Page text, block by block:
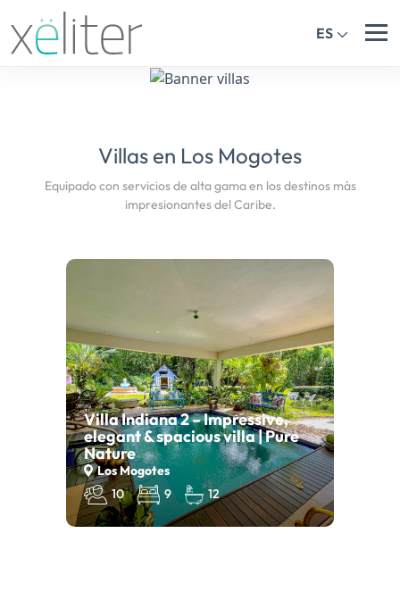
ES
Villas en Los Mogotes
Equipado con servicios de alta gama en los destinos más
impresionantes del Caribe.
Villa Indiana 2 – Impressive,
elegant & spacious villa | Pure
Nature
Los Mogotes
10
9 12